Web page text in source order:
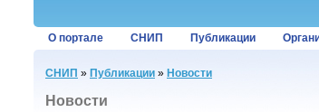
О портале СНИП Публикации
СНИП » Публикации » Новости
Новости